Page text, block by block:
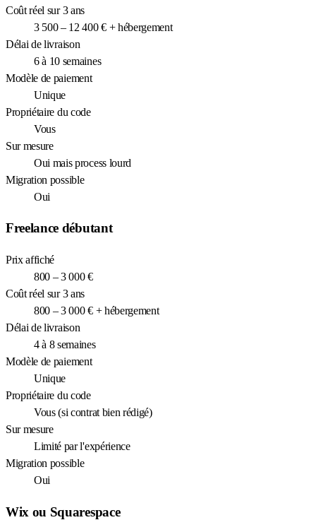
Coût réel sur 3 ans
3 500 – 12 400 € + hébergement
Délai de livraison
6 à 10 semaines
Modèle de paiement
Unique
Propriétaire du code
Vous
Sur mesure
Oui mais process lourd
Migration possible
Oui
Freelance débutant
Prix affiché
800 – 3 000 €
Coût réel sur 3 ans
800 – 3 000 € + hébergement
Délai de livraison
4 à 8 semaines
Modèle de paiement
Unique
Propriétaire du code
Vous (si contrat bien rédigé)
Sur mesure
Limité par l'expérience
Migration possible
Oui
Wix ou Squarespace